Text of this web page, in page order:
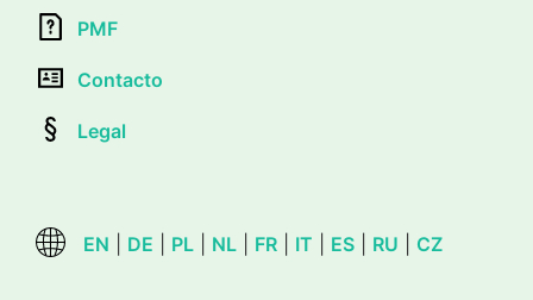
PMF
Contacto
Legal
EN DE PL NL FR IT ES RU CZ